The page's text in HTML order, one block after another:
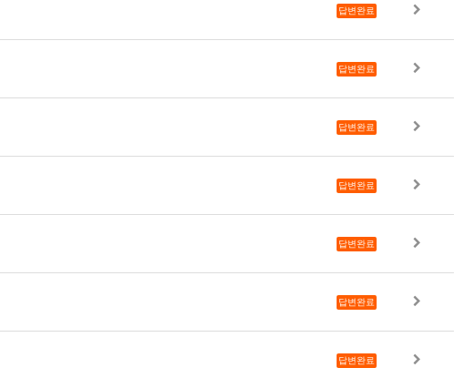
답변완료
답변완료
답변완료
답변완료
답변완료
답변완료
답변완료